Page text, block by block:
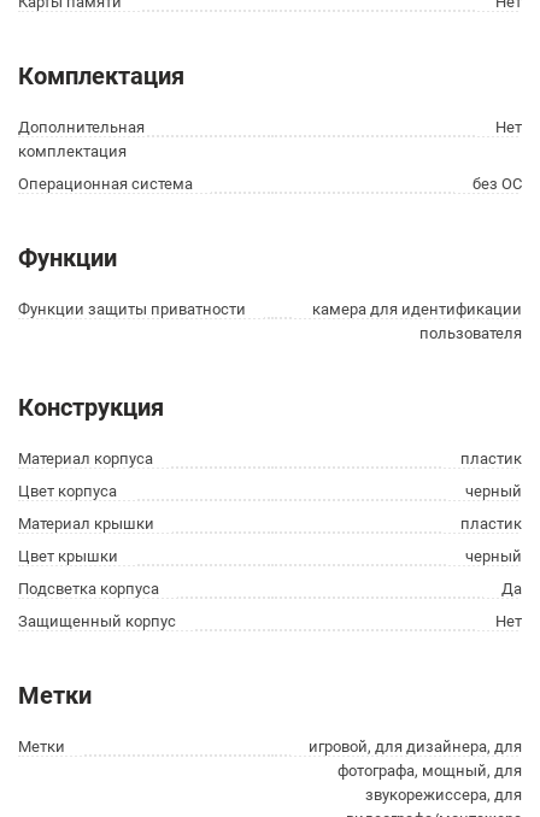
Комплектация
Дополнительная
комплектация
Нет
Операционная система без ОС
Функции
Функции защиты приватности
камера для идентификации
пользователя
Конструкция
Материал корпуса
пластик
Цвет корпуса
черный
Материал крышки
пластик
Цвет крышки
черный
Подсветка корпуса
Да
Защищенный корпус
Нет
Метки
Метки
игровой, для дизайнера, для
фотографа, мощный, для
звукорежиссера, для